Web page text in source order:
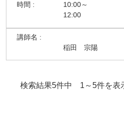
10:00～
12:00
稲田 宗陽
検索結果5件中 1～5件を